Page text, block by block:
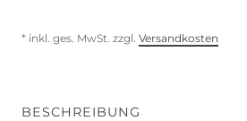
* inkl. ges. MwSt. zzgl. Versandkosten
BESCHREIBUNG